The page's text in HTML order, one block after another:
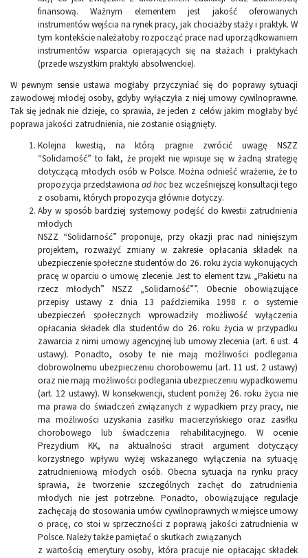
finansową. Ważnym elementem jest jakość oferowanych
instrumentów wejścia na rynek pracy, jak chociażby staży i praktyk. W
tym kontekście należałoby rozpocząć prace nad uporządkowaniem
instrumentów wsparcia opierających się na stażach i praktykach
(przede wszystkim praktyki absolwenckie).
W pewnym sensie ustawa mogłaby przyczyniać się do poprawy sytuacji
zawodowej młodej osoby, gdyby wyłączyła z niej umowy cywilnoprawne.
Tak się jednak nie dzieje, co sprawia, że jeden z celów jakim mogłaby być
poprawa jakości zatrudnienia, nie zostanie osiągnięty.
Kolejna kwestią, na którą pragnie zwrócić uwagę NSZZ
“Solidarność” to fakt, że projekt nie wpisuje się w żadną strategię
dotyczącą młodych osób w Polsce. Można odnieść wrażenie, że to
propozycja przedstawiona ad hocbez wcześniejszej konsultacji tego
z osobami, których propozycja głównie dotyczy.
Aby w sposób bardziej systemowy podejść do kwestii zatrudnienia
młodych
NSZZ “Solidarność” proponuje, przy okazji prac nad niniejszym
projektem, rozważyć zmiany w zakresie opłacania składek na
ubezpieczenie społeczne studentów do 26. roku życia wykonujących
pracę w oparciu o umowę zlecenie. Jest to element tzw. „Pakietu na
rzecz młodych” NSZZ „Solidarność””. Obecnie obowiązujące
przepisy ustawy z dnia 13 października 1998 r. o systemie
ubezpieczeń społecznych wprowadziły możliwość wyłączenia
opłacania składek dla studentów do 26. roku życia w przypadku
zawarcia z nimi umowy agencyjnej lub umowy zlecenia (art. 6 ust. 4
ustawy). Ponadto, osoby te nie mają możliwości podlegania
dobrowolnemu ubezpieczeniu chorobowemu (art. 11 ust. 2 ustawy)
oraz nie mają możliwości podlegania ubezpieczeniu wypadkowemu
(art. 12 ustawy). W konsekwencji, student poniżej 26. roku życia nie
ma prawa do świadczeń związanych z wypadkiem przy pracy, nie
ma możliwości uzyskania zasiłku macierzyńskiego oraz zasiłku
chorobowego lub świadczenia rehabilitacyjnego. W ocenie
Prezydium KK, na aktualności stracił argument dotyczący
korzystnego wpływu wyżej wskazanego wyłączenia na sytuację
zatrudnieniową młodych osób. Obecna sytuacja na rynku pracy
sprawia, że tworzenie szczególnych zachęt do zatrudnienia
młodych nie jest potrzebne. Ponadto, obowiązujące regulacje
zachęcają do stosowania umów cywilnoprawnych w miejsce umowy
o pracę, co stoi w sprzeczności z poprawą jakości zatrudnienia w
Polsce. Należy także pamiętać o skutkach związanych
z wartością emerytury osoby, która pracuje nie opłacając składek